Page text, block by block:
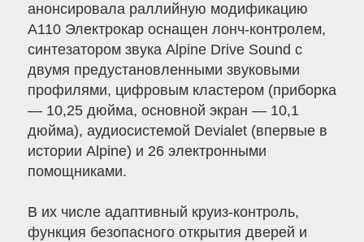
анонсировала раллийную модификацию
A110 Электрокар оснащен лонч-контролем,
синтезатором звука Alpine Drive Sound с
двумя предустановленными звуковыми
профилями, цифровым кластером (приборка
— 10,25 дюйма, основной экран — 10,1
дюйма), аудиосистемой Devialet (впервые в
истории Alpine) и 26 электронными
помощниками.
В их числе адаптивный круиз-контроль,
функция безопасного открытия дверей и